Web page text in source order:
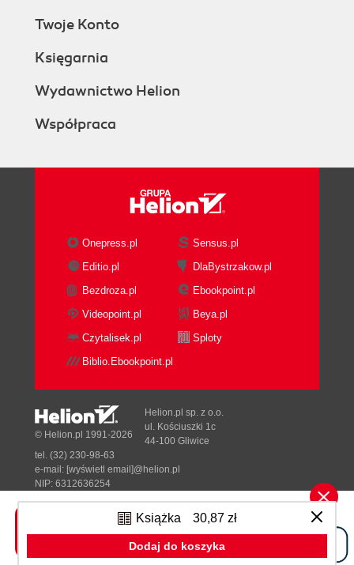
Książka 30,87 zł
Dodaj do koszyka
Twoje Konto
Księgarnia
Wydawnictwo Helion
Współpraca
Onepress.pl
Sensus.pl
Editio.pl
DlaBystrzakow.pl
Bezdroza.pl
Ebookpoint.pl
Videopoint.pl
Beya.pl
Czytalisek.pl
Sploty
Biblio.Ebookpoint.pl
Designed with ♥ byTonik.pl
© Helion.pl 1991-2026
Helion.pl sp. z o.o.
ul. Kościuszki 1c
44-100 Gliwice
tel. (32) 230-98-63
e-mail: [wyświetl email]@helion.pl
NIP: 6312636254